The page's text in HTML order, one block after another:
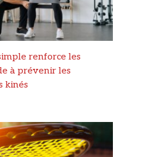
renforce les
à prévenir les
kinés